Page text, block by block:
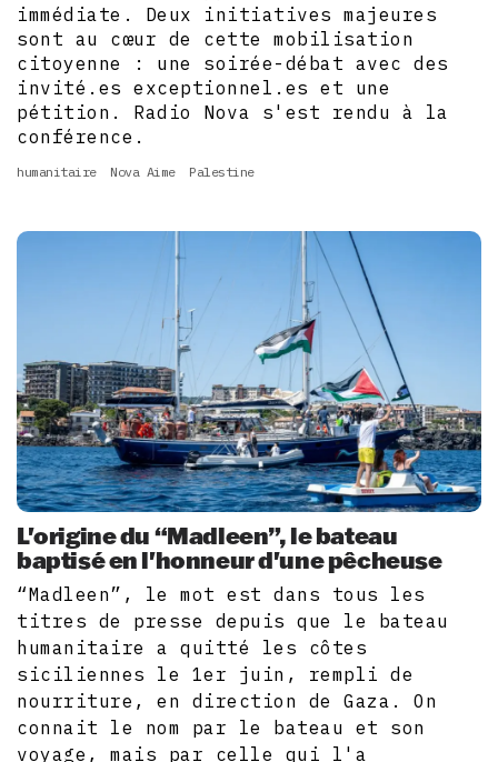
immédiate. Deux initiatives majeures
sont au cœur de cette mobilisation
citoyenne : une soirée-débat avec des
invité.es exceptionnel.es et une
pétition. Radio Nova s'est rendu à la
conférence.
humanitaire Nova Aime Palestine
L'origine du “Madleen”, le bateau
baptisé en l'honneur d'une pêcheuse
“Madleen”, le mot est dans tous les
titres de presse depuis que le bateau
humanitaire a quitté les côtes
siciliennes le 1er juin, rempli de
nourriture, en direction de Gaza. On
connait le nom par le bateau et son
voyage, mais par celle qui l'a